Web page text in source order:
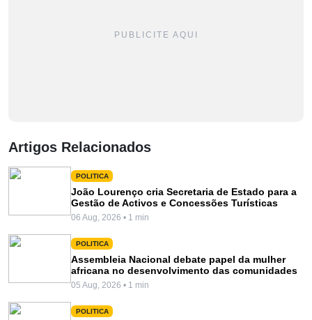
PUBLICITE AQUI
Artigos Relacionados
POLITICA
João Lourenço cria Secretaria de Estado para a
Gestão de Activos e Concessões Turísticas
06 Aug, 2026 • 1 min
POLITICA
Assembleia Nacional debate papel da mulher
africana no desenvolvimento das comunidades
05 Aug, 2026 • 1 min
POLITICA